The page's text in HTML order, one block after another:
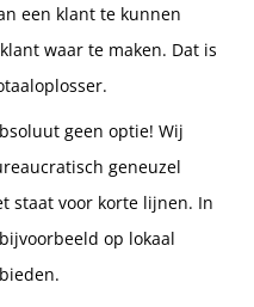
een klant te kunnen
waar te maken. Dat is
geen optie! Wij
geneuzel
staat voor korte lijnen. In
op lokaal